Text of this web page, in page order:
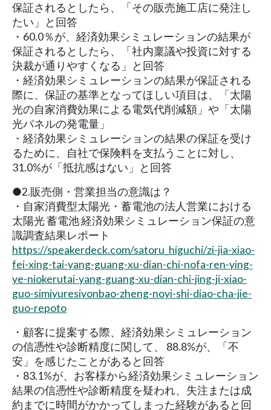
保証されるとしたら、「その販売施工店に発注し
たい」と回答
・60.0％が、経済効果シミュレーションの結果が
保証されるとしたら、「社内稟議や投資に対する
決裁が通りやすくなる」と回答
・経済効果シミュレーションの結果が保証される
際に、保証の基準となってほしい項目は、「太陽
光の自家消費効果による電気代削減額」や「太陽
光パネルの発電量」
・経済効果シミュレーションの結果の保証を受け
るために、自社で保険料を支払うことに対し、
31.0%が「抵抗感はない」と回答
●2.販売側・営業担当の意識は？
・自家消費型太陽光・蓄電池の法人営業における
太陽光 蓄電池 経済効果シミュレーション保証の意
識調査結果レポート
https://speakerdeck.com/satoru_higuchi/zi-jia-xiao-
fei-xing-tai-yang-guang-xu-dian-chi-nofa-ren-ying-
ye-niokerutai-yang-guang-xu-dian-chi-jing-ji-xiao-
guo-simiyuresiyonbao-zheng-noyi-shi-diao-cha-jie-
guo-repoto
・顧客に提案する際、経済効果シミュレーション
の信憑性や診断精度に関して、 88.8%が、「不
安」を感じたことがあると回答
・83.1%が、お客様から経済効果シミュレーション
結果の信憑性や診断精度を疑われ、失注または成
約までに時間がかかってしまった経験があると回